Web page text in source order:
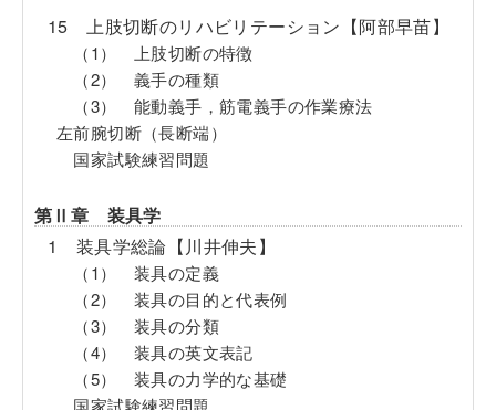
15 上肢切断のリハビリテーション【阿部早苗】
（1） 上肢切断の特徴
（2） 義手の種類
（3） 能動義手，筋電義手の作業療法
左前腕切断（長断端）
国家試験練習問題
第Ⅱ章 装具学
1 装具学総論【川井伸夫】
（1） 装具の定義
（2） 装具の目的と代表例
（3） 装具の分類
（4） 装具の英文表記
（5） 装具の力学的な基礎
国家試験練習問題